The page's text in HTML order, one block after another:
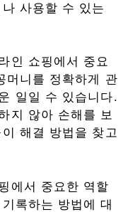
사용할 수 있는
인 쇼핑에서 중요
머니를 정확하게 관
일일 수 있습니다.
지 않아 손해를 보
해결 방법을 찾고
에서 중요한 역할
록하는 방법에 대